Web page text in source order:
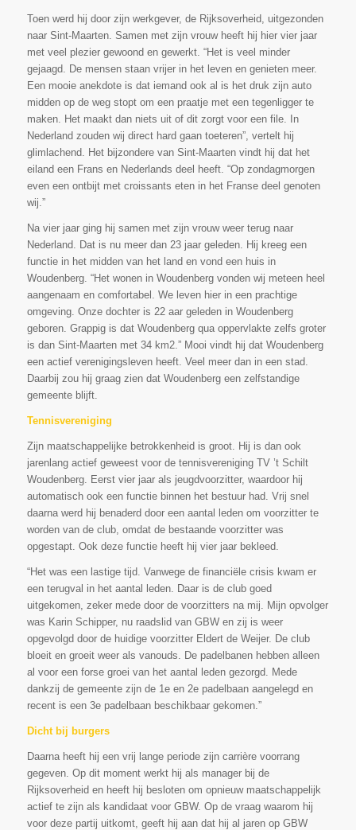
Toen werd hij door zijn werkgever, de Rijksoverheid, uitgezonden
naar Sint-Maarten. Samen met zijn vrouw heeft hij hier vier jaar
met veel plezier gewoond en gewerkt. “Het is veel minder
gejaagd. De mensen staan vrijer in het leven en genieten meer.
Een mooie anekdote is dat iemand ook al is het druk zijn auto
midden op de weg stopt om een praatje met een tegenligger te
maken. Het maakt dan niets uit of dit zorgt voor een file. In
Nederland zouden wij direct hard gaan toeteren”, vertelt hij
glimlachend. Het bijzondere van Sint-Maarten vindt hij dat het
eiland een Frans en Nederlands deel heeft. “Op zondagmorgen
even een ontbijt met croissants eten in het Franse deel genoten
wij.”
Na vier jaar ging hij samen met zijn vrouw weer terug naar
Nederland. Dat is nu meer dan 23 jaar geleden. Hij kreeg een
functie in het midden van het land en vond een huis in
Woudenberg. “Het wonen in Woudenberg vonden wij meteen heel
aangenaam en comfortabel. We leven hier in een prachtige
omgeving. Onze dochter is 22 aar geleden in Woudenberg
geboren. Grappig is dat Woudenberg qua oppervlakte zelfs groter
is dan Sint-Maarten met 34 km2.” Mooi vindt hij dat Woudenberg
een actief verenigingsleven heeft. Veel meer dan in een stad.
Daarbij zou hij graag zien dat Woudenberg een zelfstandige
gemeente blijft.
Tennisvereniging
Zijn maatschappelijke betrokkenheid is groot. Hij is dan ook
jarenlang actief geweest voor de tennisvereniging TV ’t Schilt
Woudenberg. Eerst vier jaar als jeugdvoorzitter, waardoor hij
automatisch ook een functie binnen het bestuur had. Vrij snel
daarna werd hij benaderd door een aantal leden om voorzitter te
worden van de club, omdat de bestaande voorzitter was
opgestapt. Ook deze functie heeft hij vier jaar bekleed.
“Het was een lastige tijd. Vanwege de financiële crisis kwam er
een terugval in het aantal leden. Daar is de club goed
uitgekomen, zeker mede door de voorzitters na mij. Mijn opvolger
was Karin Schipper, nu raadslid van GBW en zij is weer
opgevolgd door de huidige voorzitter Eldert de Weijer. De club
bloeit en groeit weer als vanouds. De padelbanen hebben alleen
al voor een forse groei van het aantal leden gezorgd. Mede
dankzij de gemeente zijn de 1e en 2e padelbaan aangelegd en
recent is een 3e padelbaan beschikbaar gekomen.”
Dicht bij burgers
Daarna heeft hij een vrij lange periode zijn carrière voorrang
gegeven. Op dit moment werkt hij als manager bij de
Rijksoverheid en heeft hij besloten om opnieuw maatschappelijk
actief te zijn als kandidaat voor GBW. Op de vraag waarom hij
voor deze partij uitkomt, geeft hij aan dat hij al jaren op GBW